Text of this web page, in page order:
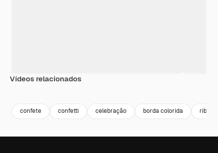
Vídeos relacionados
confete confetti celebração borda colorida ribbon